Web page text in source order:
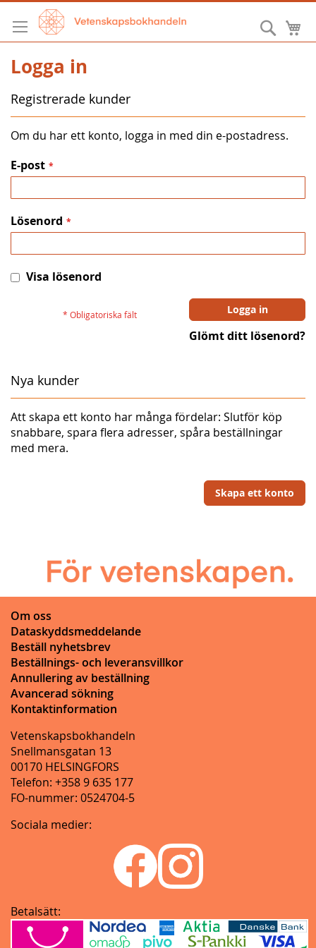
Hoppa
till
innehållet
Sök
Logga in
Registrerade kunder
Om du har ett konto, logga in med din e-postadress.
E-post
Lösenord
Visa lösenord
Logga in
Glömt ditt lösenord?
Nya kunder
Att skapa ett konto har många fördelar: Slutför köp
snabbare, spara flera adresser, spåra beställningar
med mera.
Skapa ett konto
Om oss
Dataskyddsmeddelande
Beställ nyhetsbrev
Beställnings- och leveransvillkor
Annullering av beställning
Avancerad sökning
Kontaktinformation
Vetenskapsbokhandeln
Snellmansgatan 13
00170 HELSINGFORS
Telefon: +358 9 635 177
FO-nummer: 0524704-5
Sociala medier:
Betalsätt: